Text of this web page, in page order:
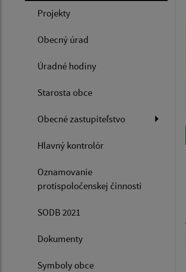
Projekty
Obecný úrad
Úradné hodiny
Starosta obce
Obecné zastupiteľstvo
Hlavný kontrolór
Oznamovanie
protispoločenskej činnosti
SODB 2021
Dokumenty
Symboly obce